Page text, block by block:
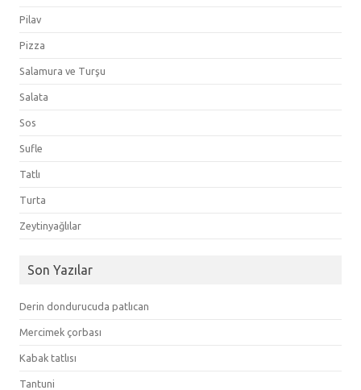
Pilav
Pizza
Salamura ve Turşu
Salata
Sos
Sufle
Tatlı
Turta
Zeytinyağlılar
Son Yazılar
Derin dondurucuda patlıcan
Mercimek çorbası
Kabak tatlısı
Tantuni